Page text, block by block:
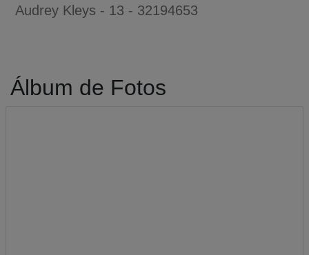
Audrey Kleys - 13 - 32194653
Álbum de Fotos